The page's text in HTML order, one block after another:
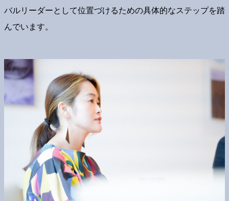
バルリーダーとして位置づけるための具体的なステップを踏
んでいます。